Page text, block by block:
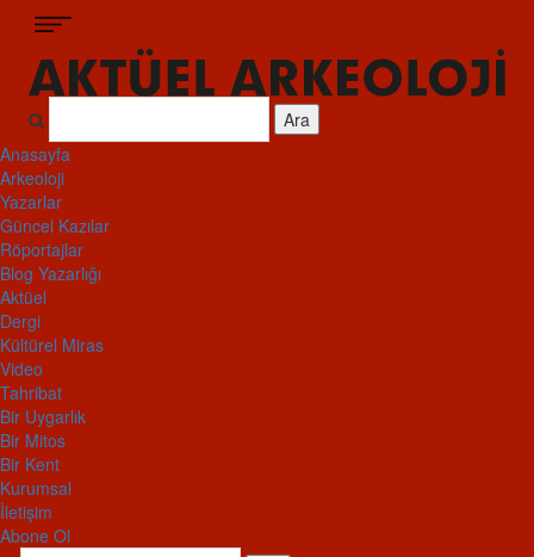
Ara
Anasayfa
Arkeoloji
Yazarlar
Güncel Kazılar
Röportajlar
Blog Yazarlığı
Aktüel
Dergi
Kültürel Miras
Video
Tahribat
Bir Uygarlık
Bir Mitos
Bir Kent
Kurumsal
İletişim
Abone Ol